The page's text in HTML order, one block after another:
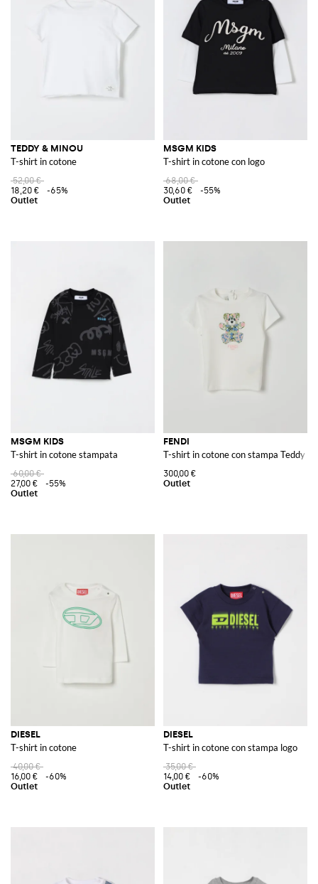
TEDDY & MINOU
T-shirt in cotone
52,00 €
18,20 €
-65%
MSGM KIDS
T-shirt in cotone con logo
68,00 €
30,60 €
-55%
MSGM KIDS
T-shirt in cotone stampata
60,00 €
27,00 €
-55%
FENDI
T-shirt in cotone con stampa Teddy
300,00 €
DIESEL
T-shirt in cotone
40,00 €
16,00 €
-60%
DIESEL
T-shirt in cotone con stampa logo
35,00 €
14,00 €
-60%